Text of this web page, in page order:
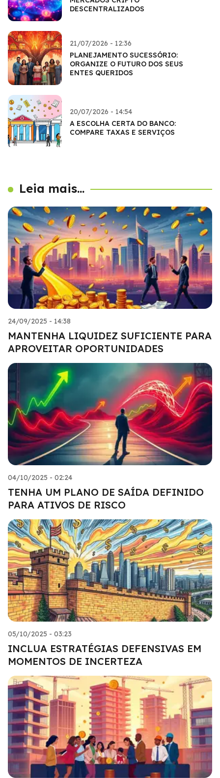
DESCENTRALIZADOS
21/07/2026 - 12:36
PLANEJAMENTO SUCESSÓRIO:
ORGANIZE O FUTURO DOS SEUS
ENTES QUERIDOS
20/07/2026 - 14:54
A ESCOLHA CERTA DO BANCO:
COMPARE TAXAS E SERVIÇOS
Leia mais...
24/09/2025 - 14:38
MANTENHA LIQUIDEZ SUFICIENTE PARA
APROVEITAR OPORTUNIDADES
04/10/2025 - 02:24
TENHA UM PLANO DE SAÍDA DEFINIDO
PARA ATIVOS DE RISCO
05/10/2025 - 03:23
INCLUA ESTRATÉGIAS DEFENSIVAS EM
MOMENTOS DE INCERTEZA